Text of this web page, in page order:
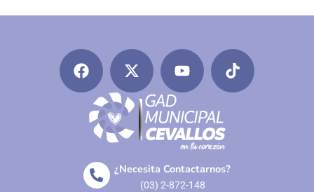
¿Necesita Contactarnos?
(03) 2-872-148